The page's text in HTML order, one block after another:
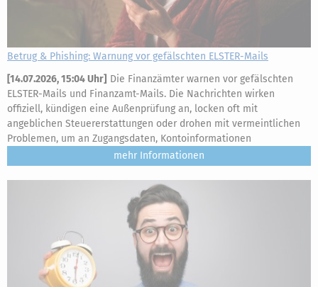
Betrug & Phishing: Warnung vor gefälschten ELSTER-Mails
[14.07.2026, 15:04 Uhr] Die Finanzämter warnen vor gefälschten
ELSTER-Mails und Finanzamt-Mails. Die Nachrichten wirken
offiziell, kündigen eine Außenprüfung an, locken oft mit
angeblichen Steuererstattungen oder drohen mit vermeintlichen
Problemen, um an Zugangsdaten, Kontoinformationen
mehr